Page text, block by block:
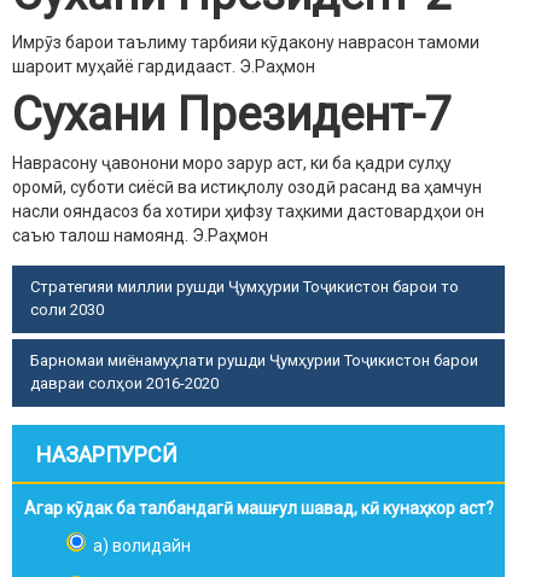
Имрӯз барои таълиму тарбияи кӯдакону наврасон тамоми
шароит муҳайё гардидааст. Э.Раҳмон
Сухани Президент-7
Наврасону ҷавонони моро зарур аст, ки ба қадри сулҳу
оромӣ, суботи сиёсӣ ва истиқлолу озодӣ расанд ва ҳамчун
насли ояндасоз ба хотири ҳифзу таҳкими дастовардҳои он
саъю талош намоянд. Э.Раҳмон
Стратегияи миллии рушди Ҷумҳурии Тоҷикистон барои то
соли 2030
Барномаи миёнамуҳлати рушди Ҷумҳурии Тоҷикистон барои
давраи солҳои 2016-2020
НАЗАРПУРСӢ
Агар кӯдак ба талбандагӣ машғул шавад, кӣ кунаҳкор аст?
а) волидайн